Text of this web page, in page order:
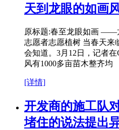
天到龙眼的如画
原标题:春至龙眼如画 ——
志愿者志愿植树 当春天来
会知道。3月12日，记者
风有1000多亩苗木整齐均
[详情]
开发商的施工队
堵住的说法提出